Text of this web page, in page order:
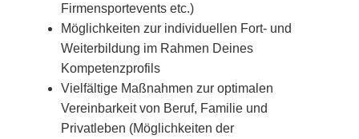
Firmensportevents etc.)
Möglichkeiten zur individuellen Fort- und
Weiterbildung im Rahmen Deines
Kompetenzprofils
Vielfältige Maßnahmen zur optimalen
Vereinbarkeit von Beruf, Familie und
Privatleben (Möglichkeiten der